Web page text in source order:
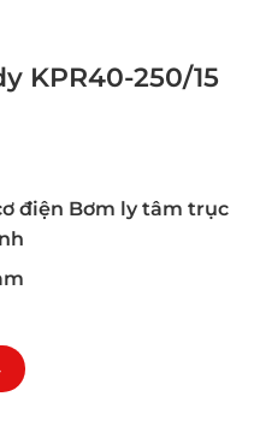
KPR40-250/15
điện Bơm ly tâm trục